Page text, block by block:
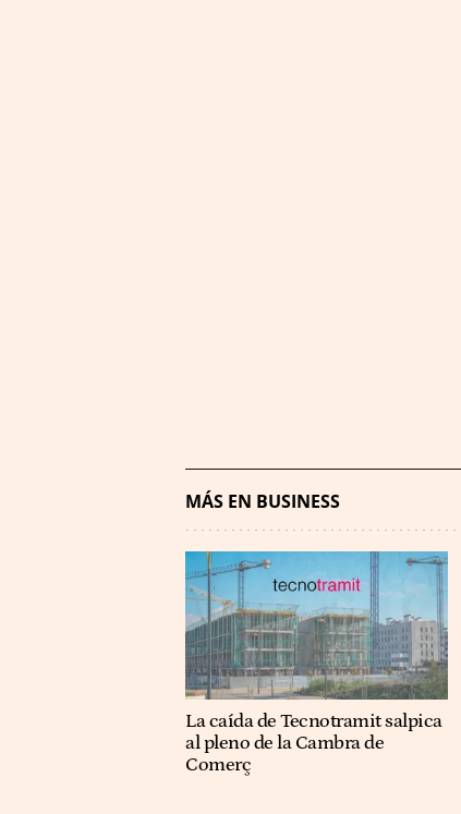
MÁS EN BUSINESS
La caída de Tecnotramit salpica
al pleno de la Cambra de
Comerç